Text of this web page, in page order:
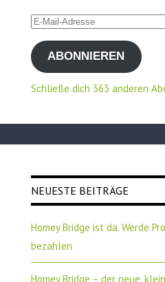
E-
Mail-
AdresseABONNIEREN
Schließe dich 363 anderen
NEUESTE BEITRÄGE
Homey Bridge ist da. Werde
bezahlen
Homey Bridge – der neue,